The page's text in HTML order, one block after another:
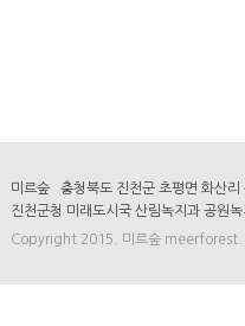
미르숲 충청북도 진천군 초평면 화
진천군청 미래도시국 산림녹지과 공
Copyright 2015. 미르숲